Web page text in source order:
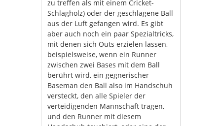
zu treffen als mit einem Cricket-
Schlagholz) oder der geschlagene Ball
aus der Luft gefangen wird. Es gibt
aber auch noch ein paar Spezialtricks,
mit denen sich Outs erzielen lassen,
beispielsweise, wenn ein Runner
zwischen zwei Bases mit dem Ball
berührt wird, ein gegnerischer
Baseman den Ball also im Handschuh
versteckt, den alle Spieler der
verteidigenden Mannschaft tragen,
und den Runner mit diesem